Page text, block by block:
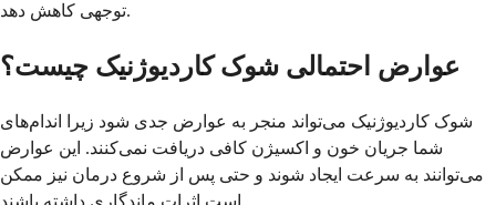
توجهی کاهش دهد.
عوارض احتمالی شوک کاردیوژنیک چیست؟
شوک کاردیوژنیک می‌تواند منجر به عوارض جدی شود زیرا اندام‌های
شما جریان خون و اکسیژن کافی دریافت نمی‌کنند. این عوارض
می‌توانند به سرعت ایجاد شوند و حتی پس از شروع درمان نیز ممکن
است اثرات ماندگاری داشته باشند.